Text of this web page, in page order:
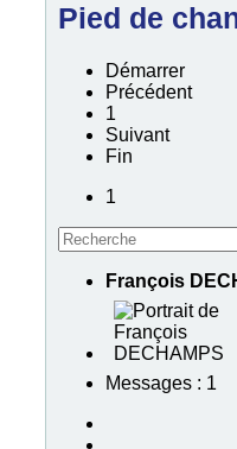
Pied de
Démarrer
Précédent
1
Suivant
Fin
1
François
Messages : 1